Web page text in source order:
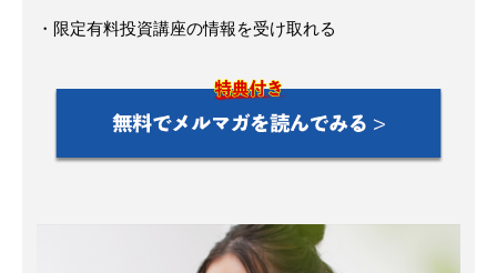
・限定有料投資講座の情報を受け取れる